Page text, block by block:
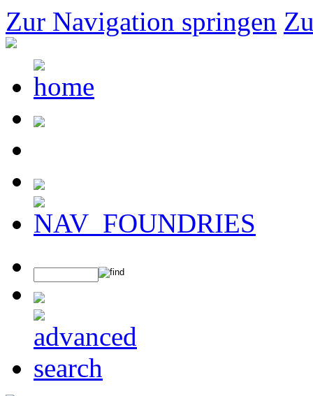
Zur Navigation springen